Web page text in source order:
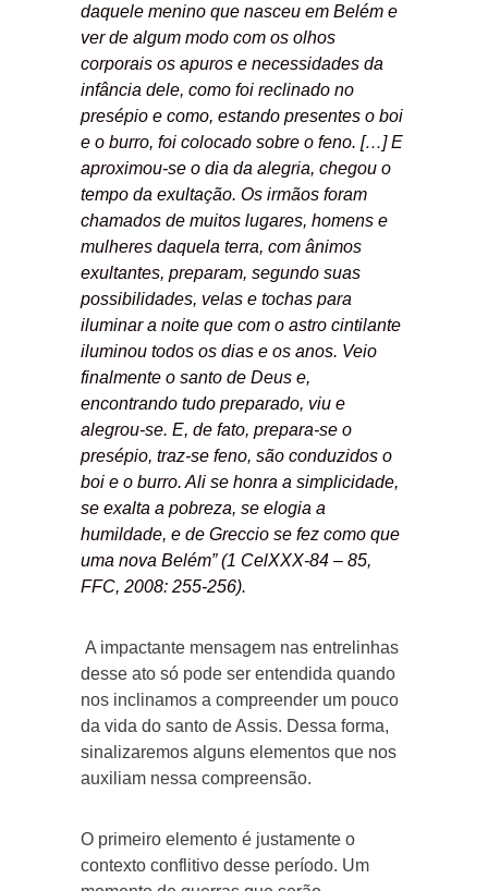
daquele menino que nasceu em Belém e
ver de algum modo com os olhos
corporais os apuros e necessidades da
infância dele, como foi reclinado no
presépio e como, estando presentes o boi
e o burro, foi colocado sobre o feno. […] E
aproximou-se o dia da alegria, chegou o
tempo da exultação. Os irmãos foram
chamados de muitos lugares, homens e
mulheres daquela terra, com ânimos
exultantes, preparam, segundo suas
possibilidades, velas e tochas para
iluminar a noite que com o astro cintilante
iluminou todos os dias e os anos. Veio
finalmente o santo de Deus e,
encontrando tudo preparado, viu e
alegrou-se. E, de fato, prepara-se o
presépio, traz-se feno, são conduzidos o
boi e o burro. Ali se honra a simplicidade,
se exalta a pobreza, se elogia a
humildade, e de Greccio se fez como que
uma nova Belém” (1 CelXXX-84 – 85,
FFC, 2008: 255-256).
A impactante mensagem nas entrelinhas
desse ato só pode ser entendida quando
nos inclinamos a compreender um pouco
da vida do santo de Assis. Dessa forma,
sinalizaremos alguns elementos que nos
auxiliam nessa compreensão.
O primeiro elemento é justamente o
contexto conflitivo desse período. Um